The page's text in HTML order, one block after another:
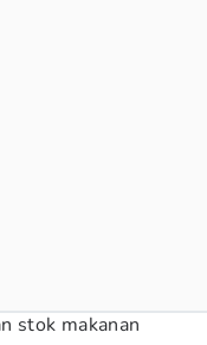
stok makanan